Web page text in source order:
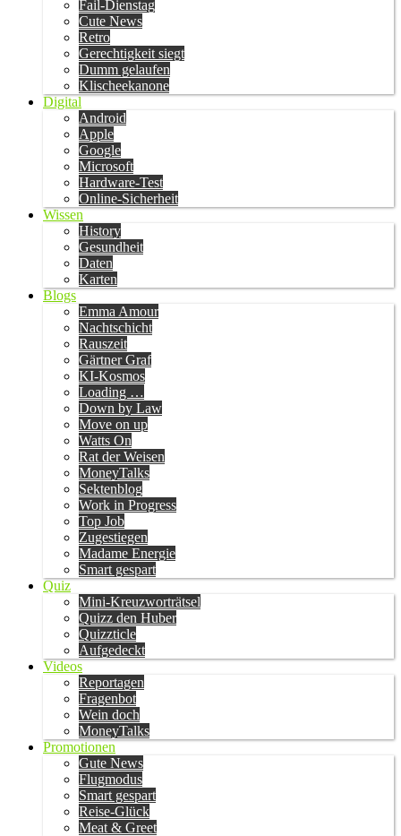
Fail-Dienstag
Cute News
Retro
Gerechtigkeit siegt
Dumm gelaufen
Klischeekanone
Digital
Android
Apple
Google
Microsoft
Hardware-Test
Online-Sicherheit
Wissen
History
Gesundheit
Daten
Karten
Blogs
Emma Amour
Nachtschicht
Rauszeit
Gärtner Graf
KI-Kosmos
Loading …
Down by Law
Move on up
Watts On
Rat der Weisen
MoneyTalks
Sektenblog
Work in Progress
Top Job
Zugestiegen
Madame Energie
Smart gespart
Quiz
Mini-Kreuzworträtsel
Quizz den Huber
Quizzticle
Aufgedeckt
Videos
Reportagen
Fragenbot
Wein doch
MoneyTalks
Promotionen
Gute News
Flugmodus
Smart gespart
Reise-Glück
Meat & Greet